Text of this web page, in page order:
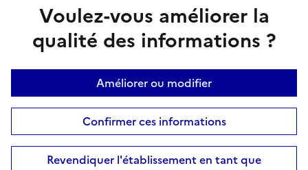
Voulez-vous améliorer la
qualité des informations ?
Améliorer ou modifier
Confirmer ces informations
Revendiquer l'établissement en tant que